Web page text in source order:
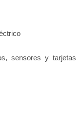
sensores y tarjetas